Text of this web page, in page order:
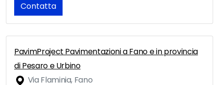
Contatta
PavimProject Pavimentazioni a Fano e in provincia
di Pesaro e Urbino
Via Flaminia, Fano